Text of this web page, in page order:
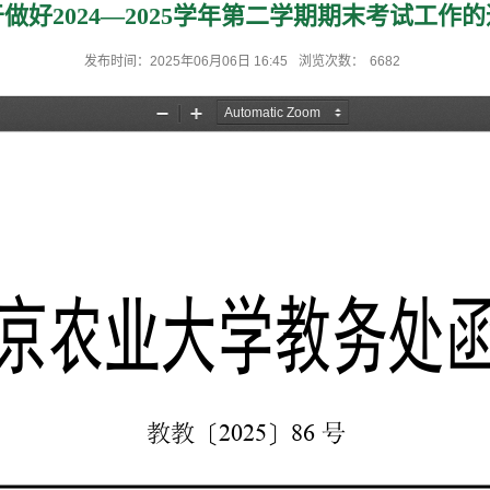
好2024—2025学年第二学期期末考试工作
发布时间：2025年06月06日 16:45 浏览次数： 6682